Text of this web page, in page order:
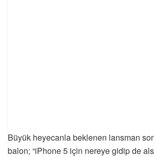
Büyük heyecanla beklenen lansman
balon; “iPhone 5 için nereye gidip de